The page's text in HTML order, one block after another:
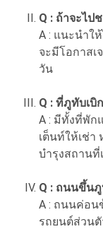
Q : ถ้าจะไป
A : แนะนำใ
จะมีโอกาส
วัน
Q : ที่ภูทับเบิ
A : มีทั้งที่พัก
เต็นท์ให้เช่า
บำรุงสถานที่
Q : ถนนขึ้นภู
A : ถนนค่อน
รถยนต์ส่วน